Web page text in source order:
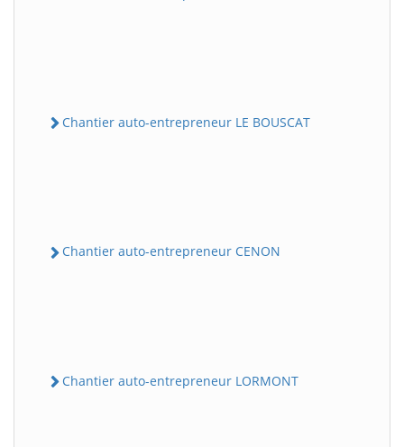
Chantier auto-entrepreneur LE BOUSCAT
Chantier auto-entrepreneur CENON
Chantier auto-entrepreneur LORMONT